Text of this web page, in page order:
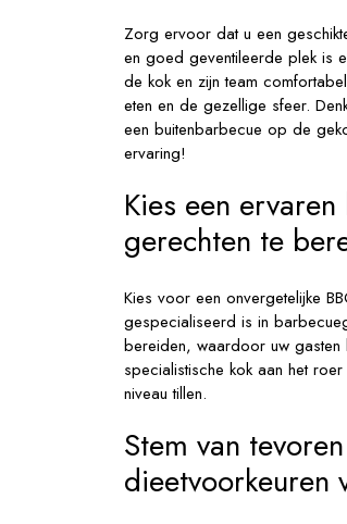
Zorg ervoor dat u een
en goed geventileerde plek is
de kok en zijn team
eten en de gezellige sfeer.
een buitenbarbecue op de
ervaring!
Kies een
gerechten te
Kies voor een onvergetelijke
gespecialiseerd is in
bereiden, waardoor uw gasten
specialistische kok aan het
niveau tillen.
Stem van
dieetvoorkeuren